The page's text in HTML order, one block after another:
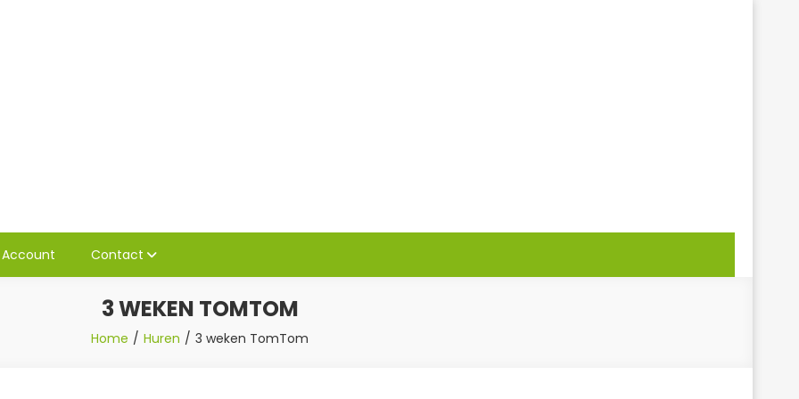
Account Contact
3 WEKEN TOMTOM
Home Huren 3 weken TomTom